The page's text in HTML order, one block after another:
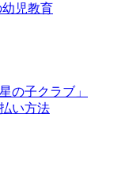
児教育
の子クラブ」
い方法